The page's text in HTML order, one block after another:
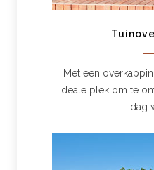
Met een
ideale plek om te
dag